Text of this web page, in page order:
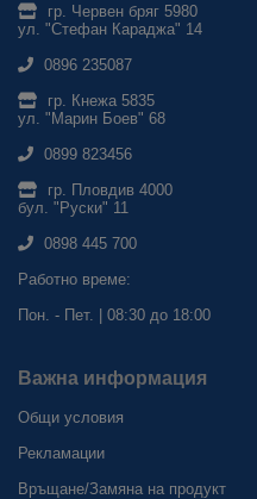
гр. Червен бряг 5980
ул. "Стефан Караджа" 14
0896 235087
гр. Кнежа 5835
ул. "Марин Боев" 68
0899 823456
гр. Пловдив 4000
бул. "Руски" 11
0898 445 700
Работно време:
Пон. - Пет. | 08:30 до 18:00
Важна информация
Общи условия
Рекламации
Връщане/Замяна на продукт